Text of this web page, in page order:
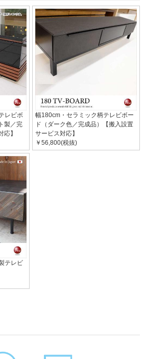
レビボ
製／完
】
幅180cm・セラミック柄テレビボー
ド（ダーク色／完成品）【搬入設置
サービス対応】
￥56,800(税抜)
テレビ